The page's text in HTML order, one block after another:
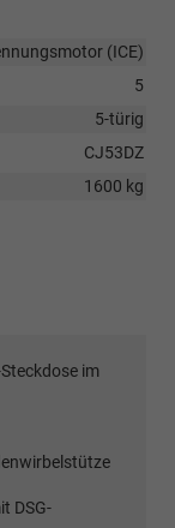
(ICE)
5
5-türig
CJ53DZ
1600 kg
im
DSG-